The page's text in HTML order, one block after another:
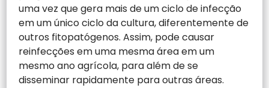
uma vez que gera mais de um ciclo de infecção
em um único ciclo da cultura, diferentemente de
outros fitopatógenos. Assim, pode causar
reinfecções em uma mesma área em um
mesmo ano agrícola, para além de se
disseminar rapidamente para outras áreas.